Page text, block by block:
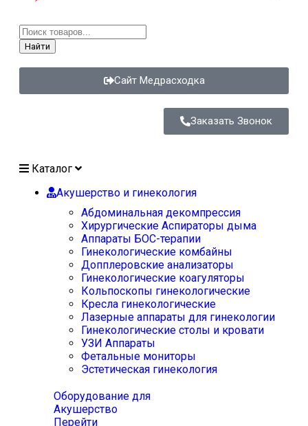
Найти
Сайт Медрасходка
Заказать Звонок
Каталог
Акушерство и гинекология
Абдоминальная декомпрессия
Хирургические Аспираторы дыма
Аппараты БОС-терапии
Гинекологические комбайны
Допплеровские анализаторы
Гинекологические коагуляторы
Кольпоскопы гинекологические
Кресла гинекологические
Лазерные аппараты для гинекологии
Гинекологические столы и кровати
УЗИ Аппараты
Фетальные мониторы
Эстетическая гинекология
Оборудование для
Акушерство
Перейти